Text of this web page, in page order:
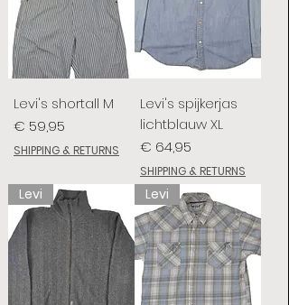
Levi's shortall M
Prijs
€ 59,95
SHIPPING & RETURNS
Levi's spijkerjas
lichtblauw XL
Prijs
€ 64,95
SHIPPING & RETURNS
Levi Levi